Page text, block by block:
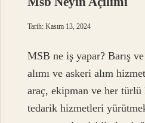
Tarih: Kasım 13, 2024
MSB ne iş yapar? Barış
alımı ve askeri alım
araç, ekipman ve her
tedarik hizmetleri